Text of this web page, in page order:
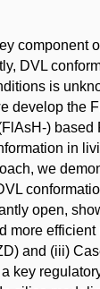
component
DVL
is
develop the
) based
in
we
open,
more efficient
and (iii)
key